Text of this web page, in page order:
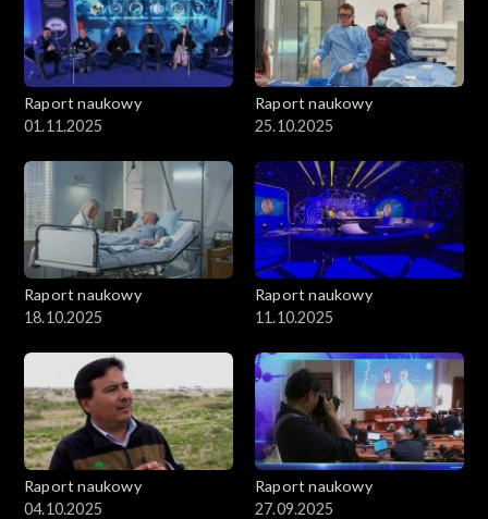
Raport naukowy
01.11.2025
Raport naukowy
25.10.2025
Raport naukowy
18.10.2025
Raport naukowy
11.10.2025
Raport naukowy
04.10.2025
Raport naukowy
27.09.2025